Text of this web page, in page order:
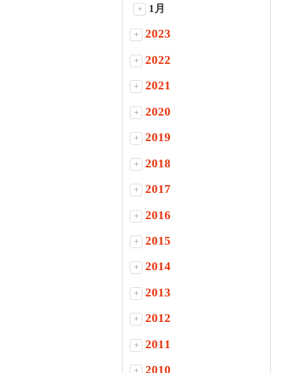
+ 1月
+ 2023
+ 2022
+ 2021
+ 2020
+ 2019
+ 2018
+ 2017
+ 2016
+ 2015
+ 2014
+ 2013
+ 2012
+ 2011
+ 2010